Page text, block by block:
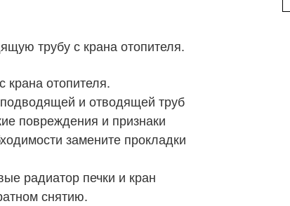
трубу с крана отопителя.
отопителя.
и отводящей труб
повреждения и признаки
замените прокладки
радиатор печки и кран
снятию.